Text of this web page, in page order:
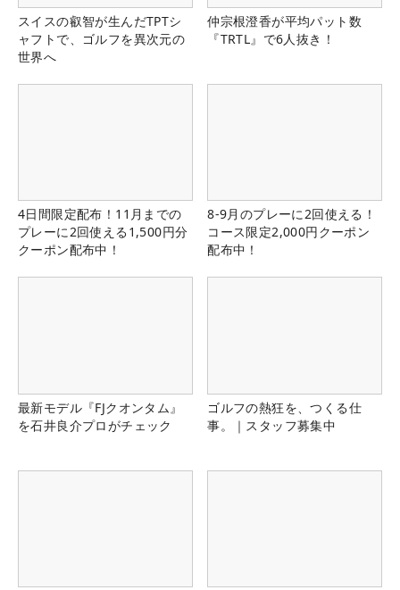
スイスの叡智が生んだTPTシ
ャフトで、ゴルフを異次元の
世界へ
仲宗根澄香が平均パット数
『TRTL』で6人抜き！
4日間限定配布！11月までの
プレーに2回使える1,500円分
クーポン配布中！
8-9月のプレーに2回使える！
コース限定2,000円クーポン
配布中！
最新モデル『FJクオンタム』
を石井良介プロがチェック
ゴルフの熱狂を、つくる仕
事。｜スタッフ募集中